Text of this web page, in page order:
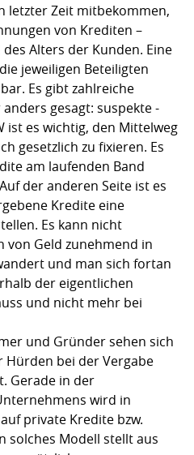
letzter Zeit mitbekommen,
von Krediten –
Alters der Kunden. Eine
jeweiligen Beteiligten
Es gibt zahlreiche
gesagt: suspekte -
ist es wichtig, den Mittelweg
gesetzlich zu fixieren. Es
am laufenden Band
der anderen Seite ist es
Kredite eine
Es kann nicht
von Geld zunehmend in
und man sich fortan
der eigentlichen
und nicht mehr bei
und Gründer sehen sich
bei der Vergabe
Gerade in der
wird in
private Kredite bzw.
solches Modell stellt aus